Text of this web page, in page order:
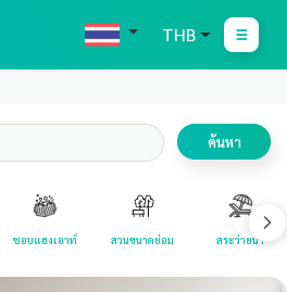
THB
ค้นหา
ชอบแฮงเอาท์ สวนขนาดย่อม สระว่ายน้ำ